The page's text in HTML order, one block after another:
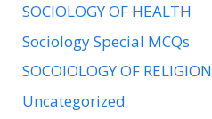
SOCIOLOGY OF HEALTH
Sociology Special MCQs
SOCOIOLOGY OF RELIGION
Uncategorized